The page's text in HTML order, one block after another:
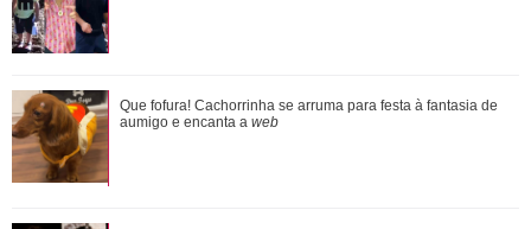
Saiba o que vai acontecer em Coração Acelerado nesta
quarta-feira
Que fofura! Cachorrinha se arruma para festa à fantasia de
aumigo e encanta a web